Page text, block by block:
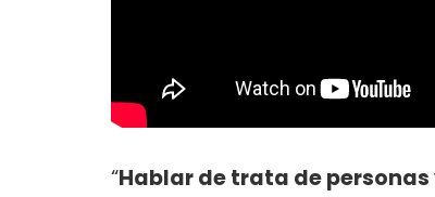
“Hablar de trata de